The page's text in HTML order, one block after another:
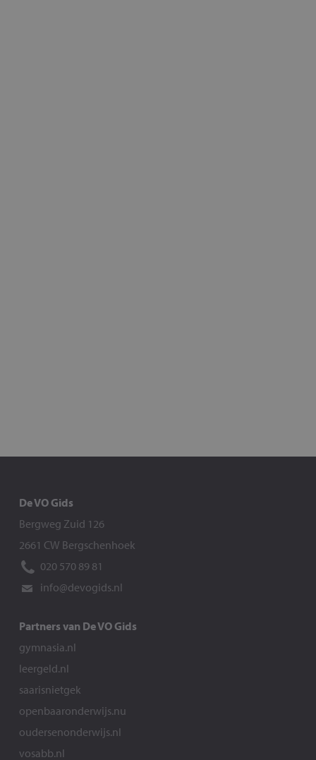
De VO Gids
Bergweg Zuid 126
2661 CW Bergschenhoek
020 570 89 81
info@devogids.nl
Partners van De VO Gids
gymnasia.nl
leergeld.nl
saarisnietgek
openbaaronderwijs.nu
oudersenonderwijs.nl
vosabb.nl